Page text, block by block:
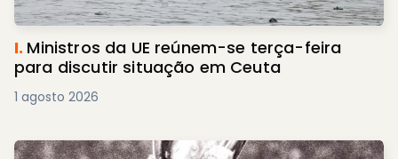
I. Ministros da UE reúnem-se terça-feira
para discutir situação em Ceuta
1 agosto 2026